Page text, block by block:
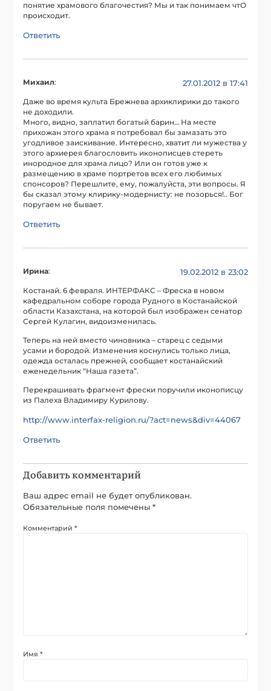
понятие храмового благочестия? Мы и так понимаем чтО
происходит.
Ответить
Михаил: 27.01.2012 в 17:41
Даже во время культа Брежнева архиклирики до такого
не доходили.
Много, видно, заплатил богатый барин… На месте
прихожан этого храма я потребовал бы замазать это
угодливое заискивание. Интересно, хватит ли мужества у
этого архиерея благословить иконописцев стереть
инородное для храма лицо? Или он готов уже к
размещению в храме портретов всех его любимых
спонсоров? Перешлите, ему, пожалуйста, эти вопросы. Я
бы сказал этому клирику-модернисту: не позорься!.. Бог
поругаем не бывает.
Ответить
Ирина: 19.02.2012 в 23:02
Костанай. 6 февраля. ИНТЕРФАКС – Фреска в новом
кафедральном соборе города Рудного в Костанайской
области Казахстана, на которой был изображен сенатор
Сергей Кулагин, видоизменилась.
Теперь на ней вместо чиновника – старец с седыми
усами и бородой. Изменения коснулись только лица,
одежда осталась прежней, сообщает костанайский
еженедельник “Наша газета”.
Перекрашивать фрагмент фрески поручили иконописцу
из Палеха Владимиру Курилову.
http://www.interfax-religion.ru/?act=news&div=44067
Ответить
Добавить комментарий
Ваш адрес email не будет опубликован.
Обязательные поля помечены*
Комментарий*
Имя*